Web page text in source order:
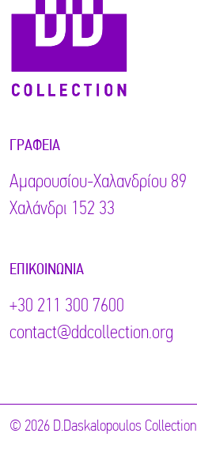
ΓΡΑΦΕΊΑ
Αμαρουσίου-Χαλανδρίου 89
Χαλάνδρι 152 33
ΕΠΙΚΟΙΝΩΝΊΑ
+30 211 300 7600
contact@ddcollection.org
© 2026 D.Daskalopoulos Collection